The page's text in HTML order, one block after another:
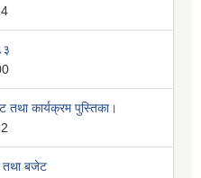
तथा कार्यक्रम पुस्तिका।
तथा बजेट